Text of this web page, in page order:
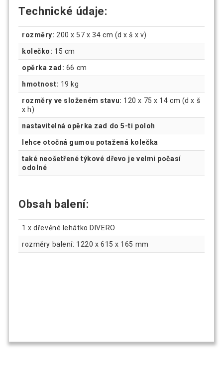
Technické údaje:
rozměry: 200 x 57 x 34 cm (d x š x v)
kolečko: 15 cm
opěrka zad: 66 cm
hmotnost: 19 kg
rozměry ve složeném stavu: 120 x 75 x 14 cm (d x š
x h)
nastavitelná opěrka zad do 5-ti poloh
lehce otočná gumou potažená kolečka
také neošetřené týkové dřevo je velmi počasí
odolné
Obsah balení:
1 x dřevěné lehátko DIVERO
rozměry balení: 1220 x 615 x 165 mm